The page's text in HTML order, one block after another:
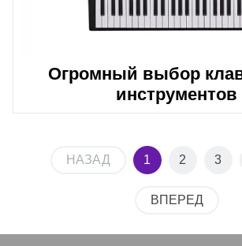
Огромный выбор
инструментов
НАЗАД 1 2 3
ВПЕРЕД